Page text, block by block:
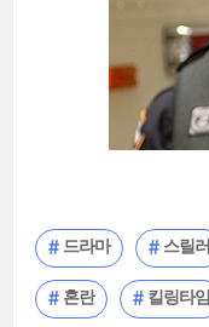
드라마 스릴러
혼란 킬링타임